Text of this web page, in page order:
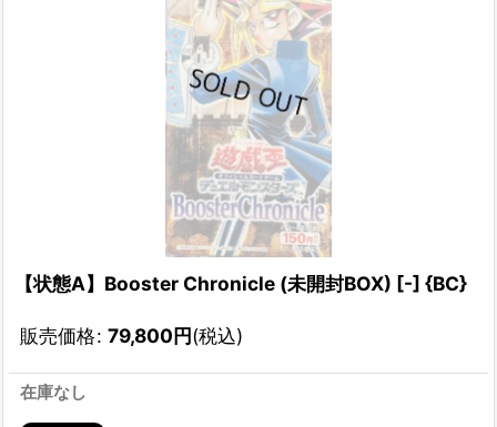
【状態A】Booster Chronicle (未開封BOX) [-] {BC}
販売価格: 79,800円(税込)
在庫なし